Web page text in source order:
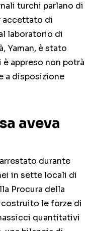
turchi parlano di
accettato di
laboratorio di
Yaman, è stato
appreso non potrà
a disposizione
aveva
durante
in sette locali di
Procura della
le forze di
quantitativi